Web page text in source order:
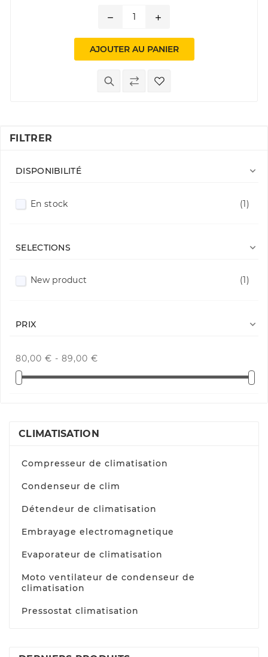
remove add
AJOUTER AU PANIER
FILTRER
DISPONIBILITÉ 
En stock (1)
SELECTIONS 
New product (1)
PRIX 
80,00 € - 89,00 €
CLIMATISATION
Compresseur de climatisation
Condenseur de clim
Détendeur de climatisation
Embrayage electromagnetique
Evaporateur de climatisation
Moto ventilateur de condenseur de
climatisation
Pressostat climatisation